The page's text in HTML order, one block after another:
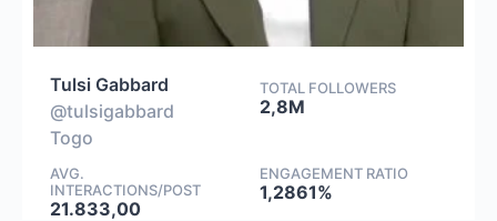
Tulsi Gabbard
@tulsigabbard
Togo
TOTAL FOLLOWERS
2,8M
AVG.
INTERACTIONS/POST
21.833,00
ENGAGEMENT RATIO
1,2861%